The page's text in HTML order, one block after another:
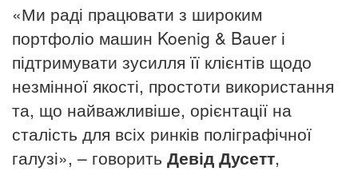
«Ми раді працювати з широким
портфоліо машин Koenig & Bauer і
підтримувати зусилля її клієнтів щодо
незмінної якості, простоти використання
та, що найважливіше, орієнтації на
сталість для всіх ринків поліграфічної
галузі», – говорить Девід Дусетт,